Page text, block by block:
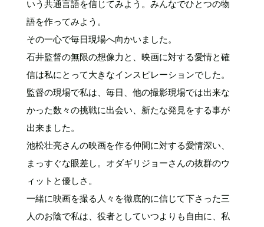
いう共通言語を信じてみよう。みんなでひとつの物
語を作ってみよう。
その一心で毎日現場へ向かいました。
石井監督の無限の想像力と、映画に対する愛情と確
信は私にとって大きなインスピレーションでした。
監督の現場で私は、毎日、他の撮影現場では出来な
かった数々の挑戦に出会い、新たな発見をする事が
出来ました。
池松壮亮さんの映画を作る仲間に対する愛情深い、
まっすぐな眼差し。オダギリジョーさんの抜群のウ
ィットと優しさ。
一緒に映画を撮る人々を徹底的に信じて下さった三
人のお陰で私は、役者としていつよりも自由に、私